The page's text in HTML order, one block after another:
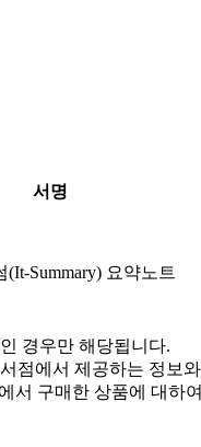
서명
Summary) 요약노트
경우만 해당됩니다.
점에서 제공하는 정보
서 구매한 상품에 대하